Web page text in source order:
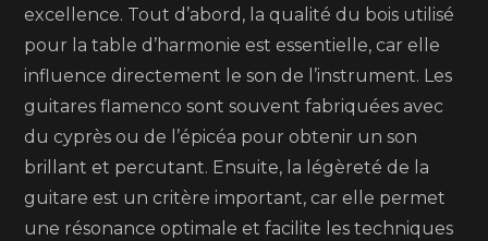
excellence. Tout d’abord, la qualité du bois utilisé
pour la table d’harmonie est essentielle, car elle
influence directement le son de l’instrument. Les
guitares flamenco sont souvent fabriquées avec
du cyprès ou de l’épicéa pour obtenir un son
brillant et percutant. Ensuite, la légèreté de la
guitare est un critère important, car elle permet
une résonance optimale et facilite les techniques